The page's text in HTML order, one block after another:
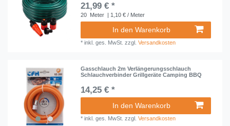
21,99 € *
20 Meter | 1,10 € / Meter
In den Warenkorb
*inkl. ges. MwSt. zzgl.Versandkosten
Gasschlauch 2m Verlängerungsschlauch
Schlauchverbinder Grillgeräte Camping BBQ
14,25 € *
In den Warenkorb
*inkl. ges. MwSt. zzgl.Versandkosten